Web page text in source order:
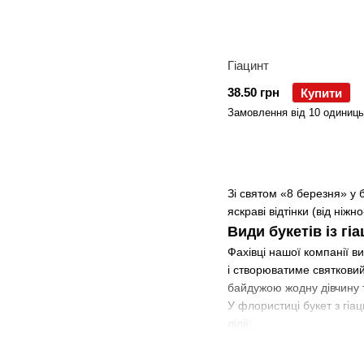
Зі святом «8 березня» у
яскраві відтінки (від
Види букетів із
Фахівці нашої компанії
і створюватиме
байдужою жодну дівчину
У флористиці букет з
лілії;
Гіацинт
38.50 грн
Купити
Замовлення від 10 одиниць